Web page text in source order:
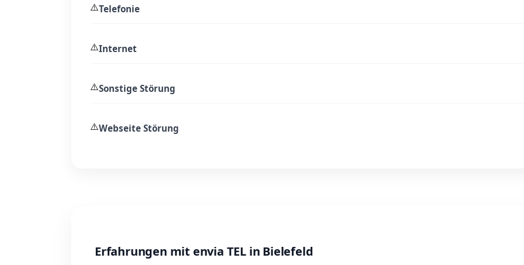
⚠️Telefonie
⚠️Internet
⚠️Sonstige Störung
⚠️Webseite Störung
Erfahrungen mit envia TEL in Bielefeld